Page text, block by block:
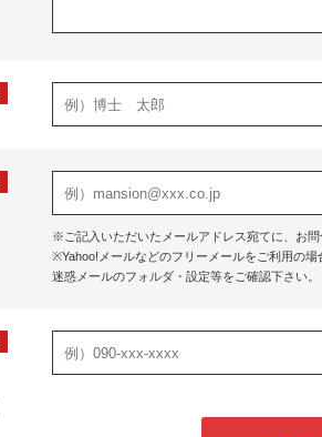
※ご記入いただいたメールアドレス宛てに、お問
※Yahoo!メールなどのフリーメールをご利用の場
迷惑メールのフォルダ・設定等をご確認下さい。